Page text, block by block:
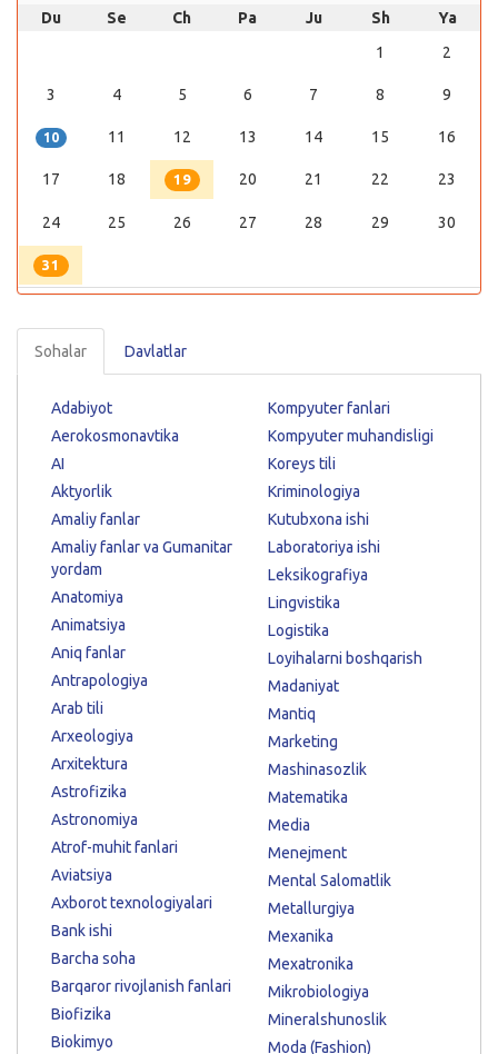
Du Se Ch Pa Ju Sh
Ya
1
2
3 4 5 6 7 8 9
10 11 12 13 14 15 16
17 18 19 20 21 22 23
24 25 26 27 28 29 30
31
Sohalar Davlatlar
Adabiyot
Aerokosmonavtika
AI
Aktyorlik
Amaliy fanlar
Amaliy fanlar va Gumanitar
yordam
Anatomiya
Animatsiya
Aniq fanlar
Antrapologiya
Arab tili
Arxeologiya
Arxitektura
Astrofizika
Astronomiya
Atrof-muhit fanlari
Aviatsiya
Axborot texnologiyalari
Bank ishi
Barcha soha
Barqaror rivojlanish fanlari
Biofizika
Biokimyo
Kompyuter fanlari
Kompyuter muhandisligi
Koreys tili
Kriminologiya
Kutubxona ishi
Laboratoriya ishi
Leksikografiya
Lingvistika
Logistika
Loyihalarni boshqarish
Madaniyat
Mantiq
Marketing
Mashinasozlik
Matematika
Media
Menejment
Mental Salomatlik
Metallurgiya
Mexanika
Mexatronika
Mikrobiologiya
Mineralshunoslik
Moda (Fashion)